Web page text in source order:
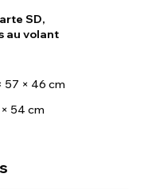
SD,
au volant
57 × 46 cm
54 cm